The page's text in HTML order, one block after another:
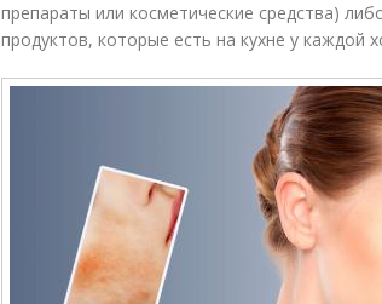
препараты или косметические средства)
продуктов, которые есть на кухне у каждой